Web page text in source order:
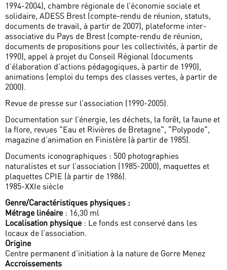
1994-2004), chambre régionale de l’économie sociale et
solidaire, ADESS Brest (compte-rendu de réunion, statuts,
documents de travail, à partir de 2007), plateforme inter-
associative du Pays de Brest (compte-rendu de réunion,
documents de propositions pour les collectivités, à partir de
1990), appel à projet du Conseil Régional (documents
d’élaboration d’actions pédagogiques, à partir de 1990),
animations (emploi du temps des classes vertes, à partir de
2000).
Revue de presse sur l’association (1990-2005).
Documentation sur l’énergie, les déchets, la forêt, la faune et
la flore, revues "Eau et Rivières de Bretagne", "Polypode",
magazine d’animation en Finistère (à partir de 1985).
Documents iconographiques : 500 photographies
naturalistes et sur l’association (1985-2000), maquettes et
plaquettes CPIE (à partir de 1986).
1985-XXIe siècle
Genre/Caractéristiques physiques :
Métrage linéaire: 16,30 ml
Localisation physique: Le fonds est conservé dans les
locaux de l’association.
Origine
Centre permanent d’initiation à la nature de Gorre Menez
Accroissements